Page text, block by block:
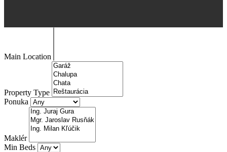
Main Location
Property Type
Ponuka
Maklér
Min Beds